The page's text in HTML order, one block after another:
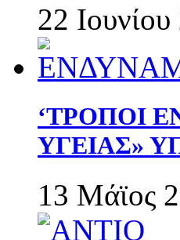
22
‘ΤΡΟΠΟΙ
ΥΓΕΙΑΣ»
13 Μάϊος